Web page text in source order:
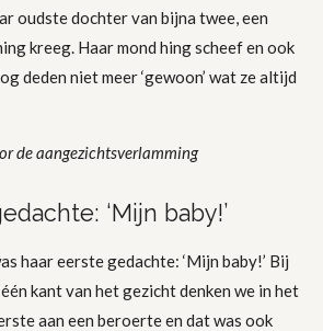
oudste dochter van bijna twee, een
kreeg. Haar mond hing scheef en ook
deden niet meer ‘gewoon’ wat ze altijd
de aangezichtsverlamming
‘Mijn baby!’
haar eerste gedachte: ‘Mijn baby!’ Bij
kant van het gezicht denken we in het
aan een beroerte en dat was ook